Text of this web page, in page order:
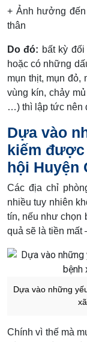
+ Ảnh hưởng
thân
Do đó: bất kỳ
hoặc có những
mụn thịt, mụn đỏ,
vùng kín, chảy
…) thì lập tức nên
Dựa vào
kiếm được
hội Huyện
Các địa chỉ
nhiều tuy nhiên
tín, nếu như chọn
quả sẽ là tiền mất
Dựa vào những
Chính vì thế mà